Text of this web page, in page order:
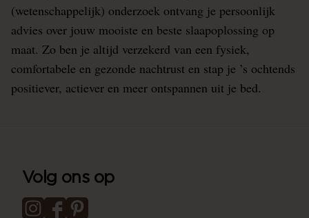
(wetenschappelijk) onderzoek ontvang je persoonlijk
advies over jouw mooiste en beste slaapoplossing op
maat. Zo ben je altijd verzekerd van een fysiek,
comfortabele en gezonde nachtrust en stap je ’s ochtends
positiever, actiever en meer ontspannen uit je bed.
Volg ons op